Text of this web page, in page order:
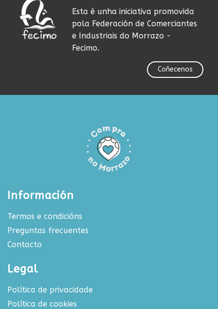
Esta é unha iniciativa promovida
pola Federación de Comerciantes
e Industriais do Morrazo -
Fecimo.
Coñecenos
Información
Termos e condicións
Preguntas frecuentes
Contacto
Legal
Política de privacidade
Política de cookies